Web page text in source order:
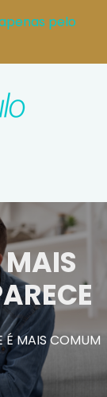
pelo
MAIS
MAIS COMUM